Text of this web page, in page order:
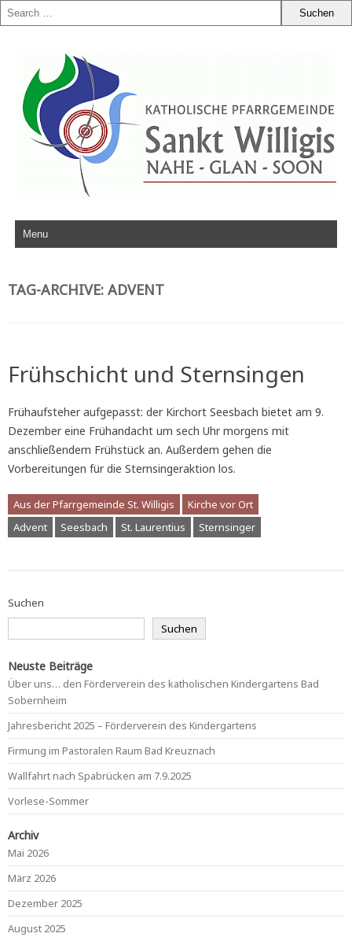
Zum Inhalt springen
TAG-ARCHIVE: ADVENT
Frühschicht und Sternsingen
Frühaufsteher aufgepasst: der Kirchort Seesbach bietet am 9.
Dezember eine Frühandacht um sech Uhr morgens mit
anschließendem Frühstück an. Außerdem gehen die
Vorbereitungen für die Sternsingeraktion los.
Aus der Pfarrgemeinde St. Willigis
Kirche vor Ort
Advent
Seesbach St. Laurentius Sternsinger
Suchen
Suchen
Neuste Beiträge
Über uns… den Förderverein des katholischen Kindergartens Bad
Sobernheim
Jahresbericht 2025 – Förderverein des Kindergartens
Firmung im Pastoralen Raum Bad Kreuznach
Wallfahrt nach Spabrücken am 7.9.2025
Vorlese-Sommer
Archiv
Mai 2026
März 2026
Dezember 2025
August 2025